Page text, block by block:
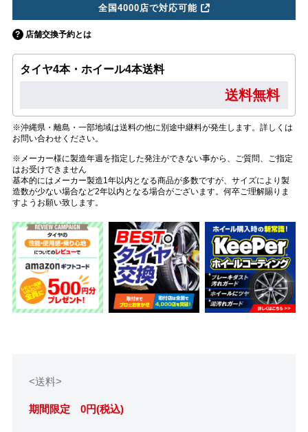
全国4000店で対応可能
店舗交換予約とは
タイヤ4本・ホイール4本送料
送料無料
※沖縄県・離島・一部地域は送料の他に別途中継料が発生します。詳しくは
お問い合わせください。
※メーカー様に製造年週を指定した発注ができない事から、ご質問、ご指定
はお受けできません
基本的にはメーカー製造1年以内となる商品が多数ですが、サイズにより製
造数が少ない場合など2年以内となる場合がございます。何卒ご理解賜りま
すようお願い致します。
<送料>
期間限定 0円(税込)